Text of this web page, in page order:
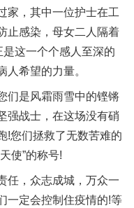
家，其中一位护士在工
止感染，母女二人隔着
这一个个感人至深的
人希望的力量。
是风霜雨雪中的铿锵
强战士，在这场没有硝
!您们拯救了无数苦难的
使”的称号!
，众志成城，万众一
一定会控制住疫情的!等